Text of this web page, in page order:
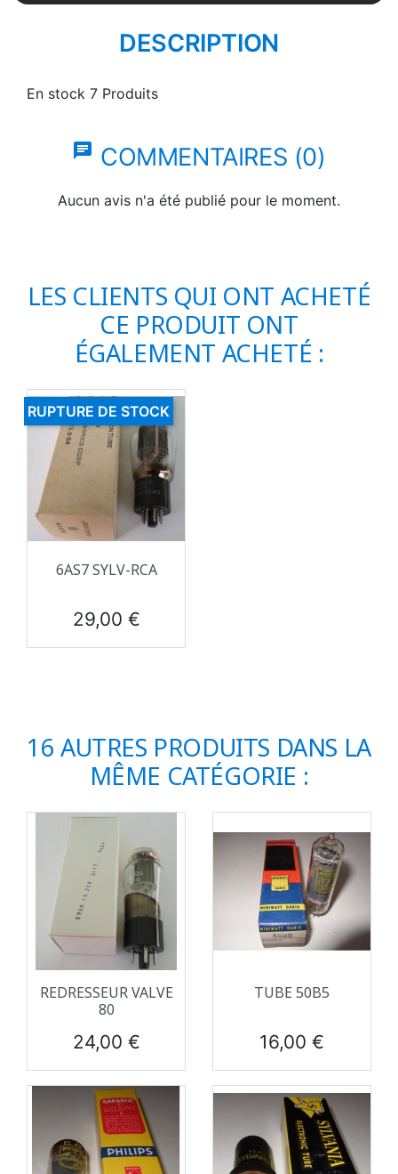
DESCRIPTION
En stock 7 Produits
chat COMMENTAIRES (0)
Aucun avis n'a été publié pour le moment.
LES CLIENTS QUI ONT ACHETÉ
CE PRODUIT ONT
ÉGALEMENT ACHETÉ :
6AS7 SYLV-RCA
Prix
29,00 €
RUPTURE DE STOCK
16 AUTRES PRODUITS DANS LA
MÊME CATÉGORIE :
REDRESSEUR VALVE
80
Prix
24,00 €
TUBE 50B5
Prix
16,00 €